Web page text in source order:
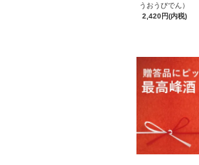
うおうびでん）
2,420円(内税)